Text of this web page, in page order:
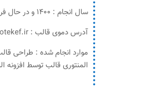
سال انجام : 1400 و در حال فروش
آدرس دموی قالب : myresume.motekef.ir
موارد انجام شده : طراحی
المنتوری قالب توسط